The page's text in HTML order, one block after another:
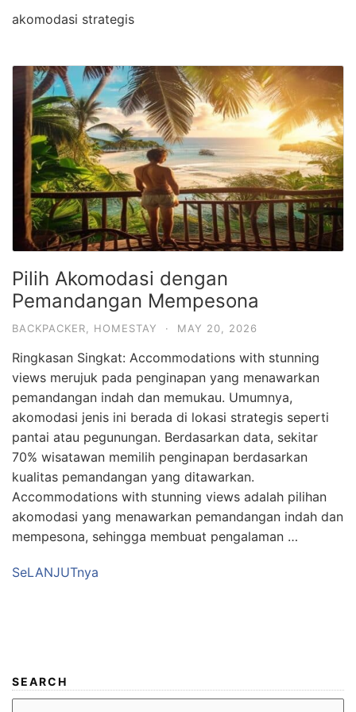
akomodasi strategis
Pilih Akomodasi dengan
Pemandangan Mempesona
BACKPACKER, HOMESTAY · MAY 20, 2026
Ringkasan Singkat: Accommodations with stunning
views merujuk pada penginapan yang menawarkan
pemandangan indah dan memukau. Umumnya,
akomodasi jenis ini berada di lokasi strategis seperti
pantai atau pegunungan. Berdasarkan data, sekitar
70% wisatawan memilih penginapan berdasarkan
kualitas pemandangan yang ditawarkan.
Accommodations with stunning views adalah pilihan
akomodasi yang menawarkan pemandangan indah dan
mempesona, sehingga membuat pengalaman …
SeLANJUTnya
SEARCH